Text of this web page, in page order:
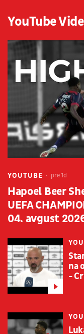
YouTube
YOUTUBE pre 1d
Hapoel Beer
UEFA
04. avgust
na
-